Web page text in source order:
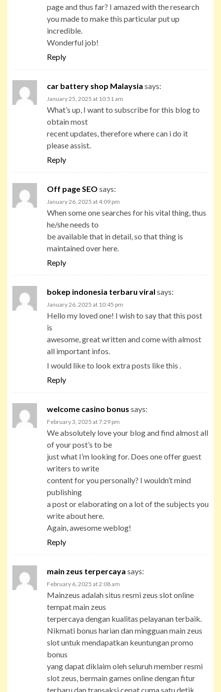
page and thus far? I amazed with the research
you made to make this particular put up
incredible.
Wonderful job!
Reply
car battery shop Malaysia says:
January 25, 2025 at 10:51 am
What’s up, I want to subscribe for this blog to
obtain most
recent updates, therefore where can i do it
please assist.
Reply
Off page SEO says:
January 26, 2025 at 4:09 pm
When some one searches for his vital thing, thus
he/she needs to
be available that in detail, so that thing is
maintained over here.
Reply
bokep indonesia terbaru viral says:
January 26, 2025 at 10:45 pm
Hello my loved one! I wish to say that this post
is
awesome, great written and come with almost
all important infos.
I would like to look extra posts like this .
Reply
welcome casino bonus says:
February 3, 2025 at 7:29 pm
We absolutely love your blog and find almost all
of your post’s to be
just what I’m looking for. Does one offer guest
writers to write
content for you personally? I wouldn’t mind
publishing
a post or elaborating on a lot of the subjects you
write about here.
Again, awesome weblog!
Reply
main zeus terpercaya says:
February 6, 2025 at 2:08 am
Mainzeus adalah situs resmi zeus slot online
tempat main zeus
terpercaya dengan kualitas pelayanan terbaik.
Nikmati bonus harian dan mingguan main zeus
slot untuk mendapatkan keuntungan promo
bonus
yang dapat diklaim oleh seluruh member resmi
slot zeus, bermain games online dengan fitur
terbaru dan transaksi cepat cuma satu detik